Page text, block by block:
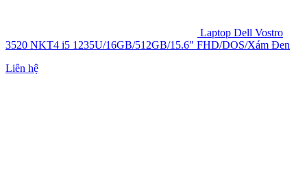
Laptop Dell Vostro
3520 NKT4 i5 1235U/16GB/512GB/15.6″ FHD/DOS/Xám Đen
Liên hệ